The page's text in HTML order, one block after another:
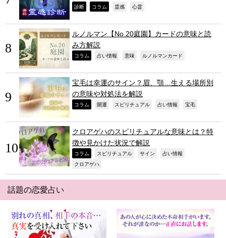
診断 コラム 霊感 心霊
ルノルマン【No.20庭園】カードの意味と読
み方解説
コラム 占い情報 意味 ルノルマンカード
宝毛は幸運のサイン？眉、顎…生える場所別
の意味や対処法を解説
コラム 開運 スピリチュアル 占い情報 宝毛
クロアゲハのスピリチュアルな意味とは？特
徴や見かけた状況で解説
コラム スピリチュアル サイン 占い情報
クロアゲハ
話題の恋愛占い